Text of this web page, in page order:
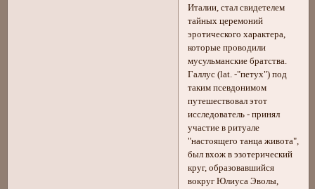
Италии, стал свидетелем
тайных церемоний
эротического характера,
которые проводили
мусульманские братства.
Галлус (lat. -"петух") под
таким псевдонимом
путешествовал этот
исследователь - принял
участие в ритуале
"настоящего танца живота",
был вхож в эзотерический
круг, образовавшийся
вокруг Юлиуса Эволы,